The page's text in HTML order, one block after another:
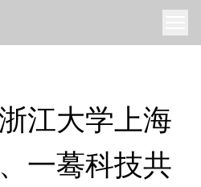
江大学上海
一蓦科技共